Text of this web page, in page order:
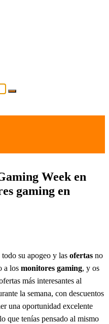
Week en
gaming en
todo su apogeo y las ofertas no
a los monitores gaming, y os
más interesantes al
la semana, con descuentos
una oportunidad excelente
que tenías pensado al mismo